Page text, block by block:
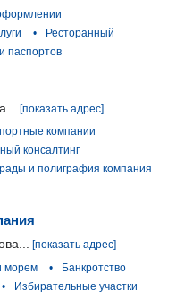
•
Ресторанный
паспортов
[показать адрес]
компании
консалтинг
и полиграфия компания
[показать адрес]
морем •
Банкротство
• Избирательные участки